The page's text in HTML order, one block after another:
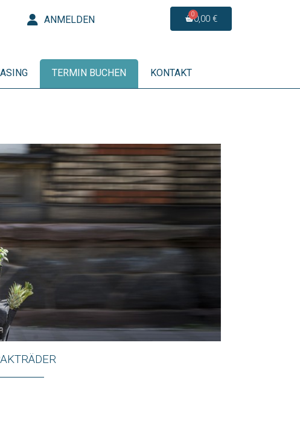
ANMELDEN 0,00 €
TERMIN BUCHEN KONTAKT